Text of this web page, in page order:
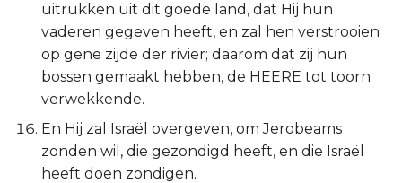
uitrukken uit dit goede land, dat Hij hun
vaderen gegeven heeft, en zal hen verstrooien
op gene zijde der rivier; daarom dat zij hun
bossen gemaakt hebben, de HEERE tot toorn
verwekkende.
En Hij zal Israël overgeven, om Jerobeams
zonden wil, die gezondigd heeft, en die Israël
heeft doen zondigen.